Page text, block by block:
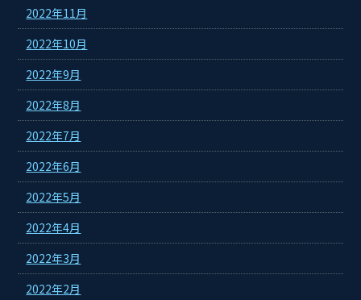
2022年11月
2022年10月
2022年9月
2022年8月
2022年7月
2022年6月
2022年5月
2022年4月
2022年3月
2022年2月